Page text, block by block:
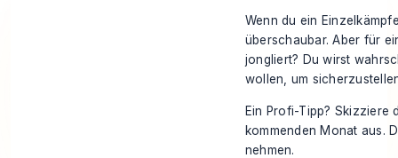
Wenn du ein
überschaubar. Aber für
jongliert? Du wirst
wollen, um
Ein Profi-Tipp? Skizziere
kommenden Monat aus.
nehmen.